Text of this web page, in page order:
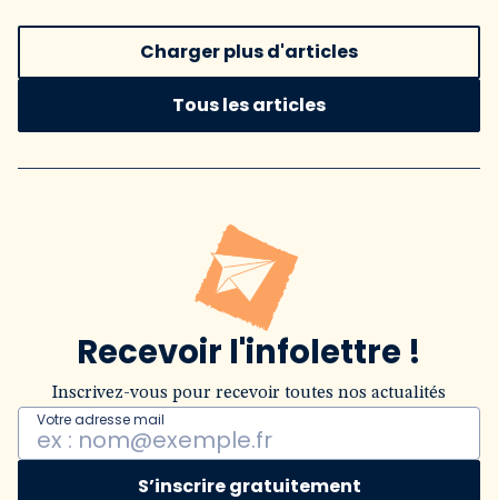
Charger plus d'articles
Tous les articles
Recevoir l'infolettre !
Inscrivez-vous pour recevoir toutes nos actualités
Votre adresse mail
S’inscrire gratuitement